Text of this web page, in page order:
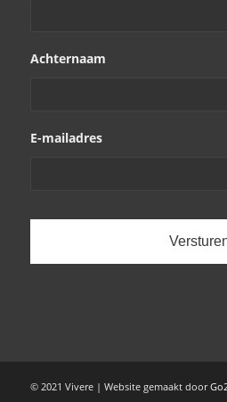
Achternaam
E-mailadres
© 2021 Vivere | Website gemaakt door